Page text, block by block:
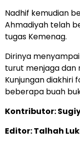
Nadhif kemudian
Ahmadiyah telah
tugas Kemenag.
Dirinya
turut menjaga dan
Kunjungan diakhiri
beberapa buah
Kontributor:
Editor: Talhah